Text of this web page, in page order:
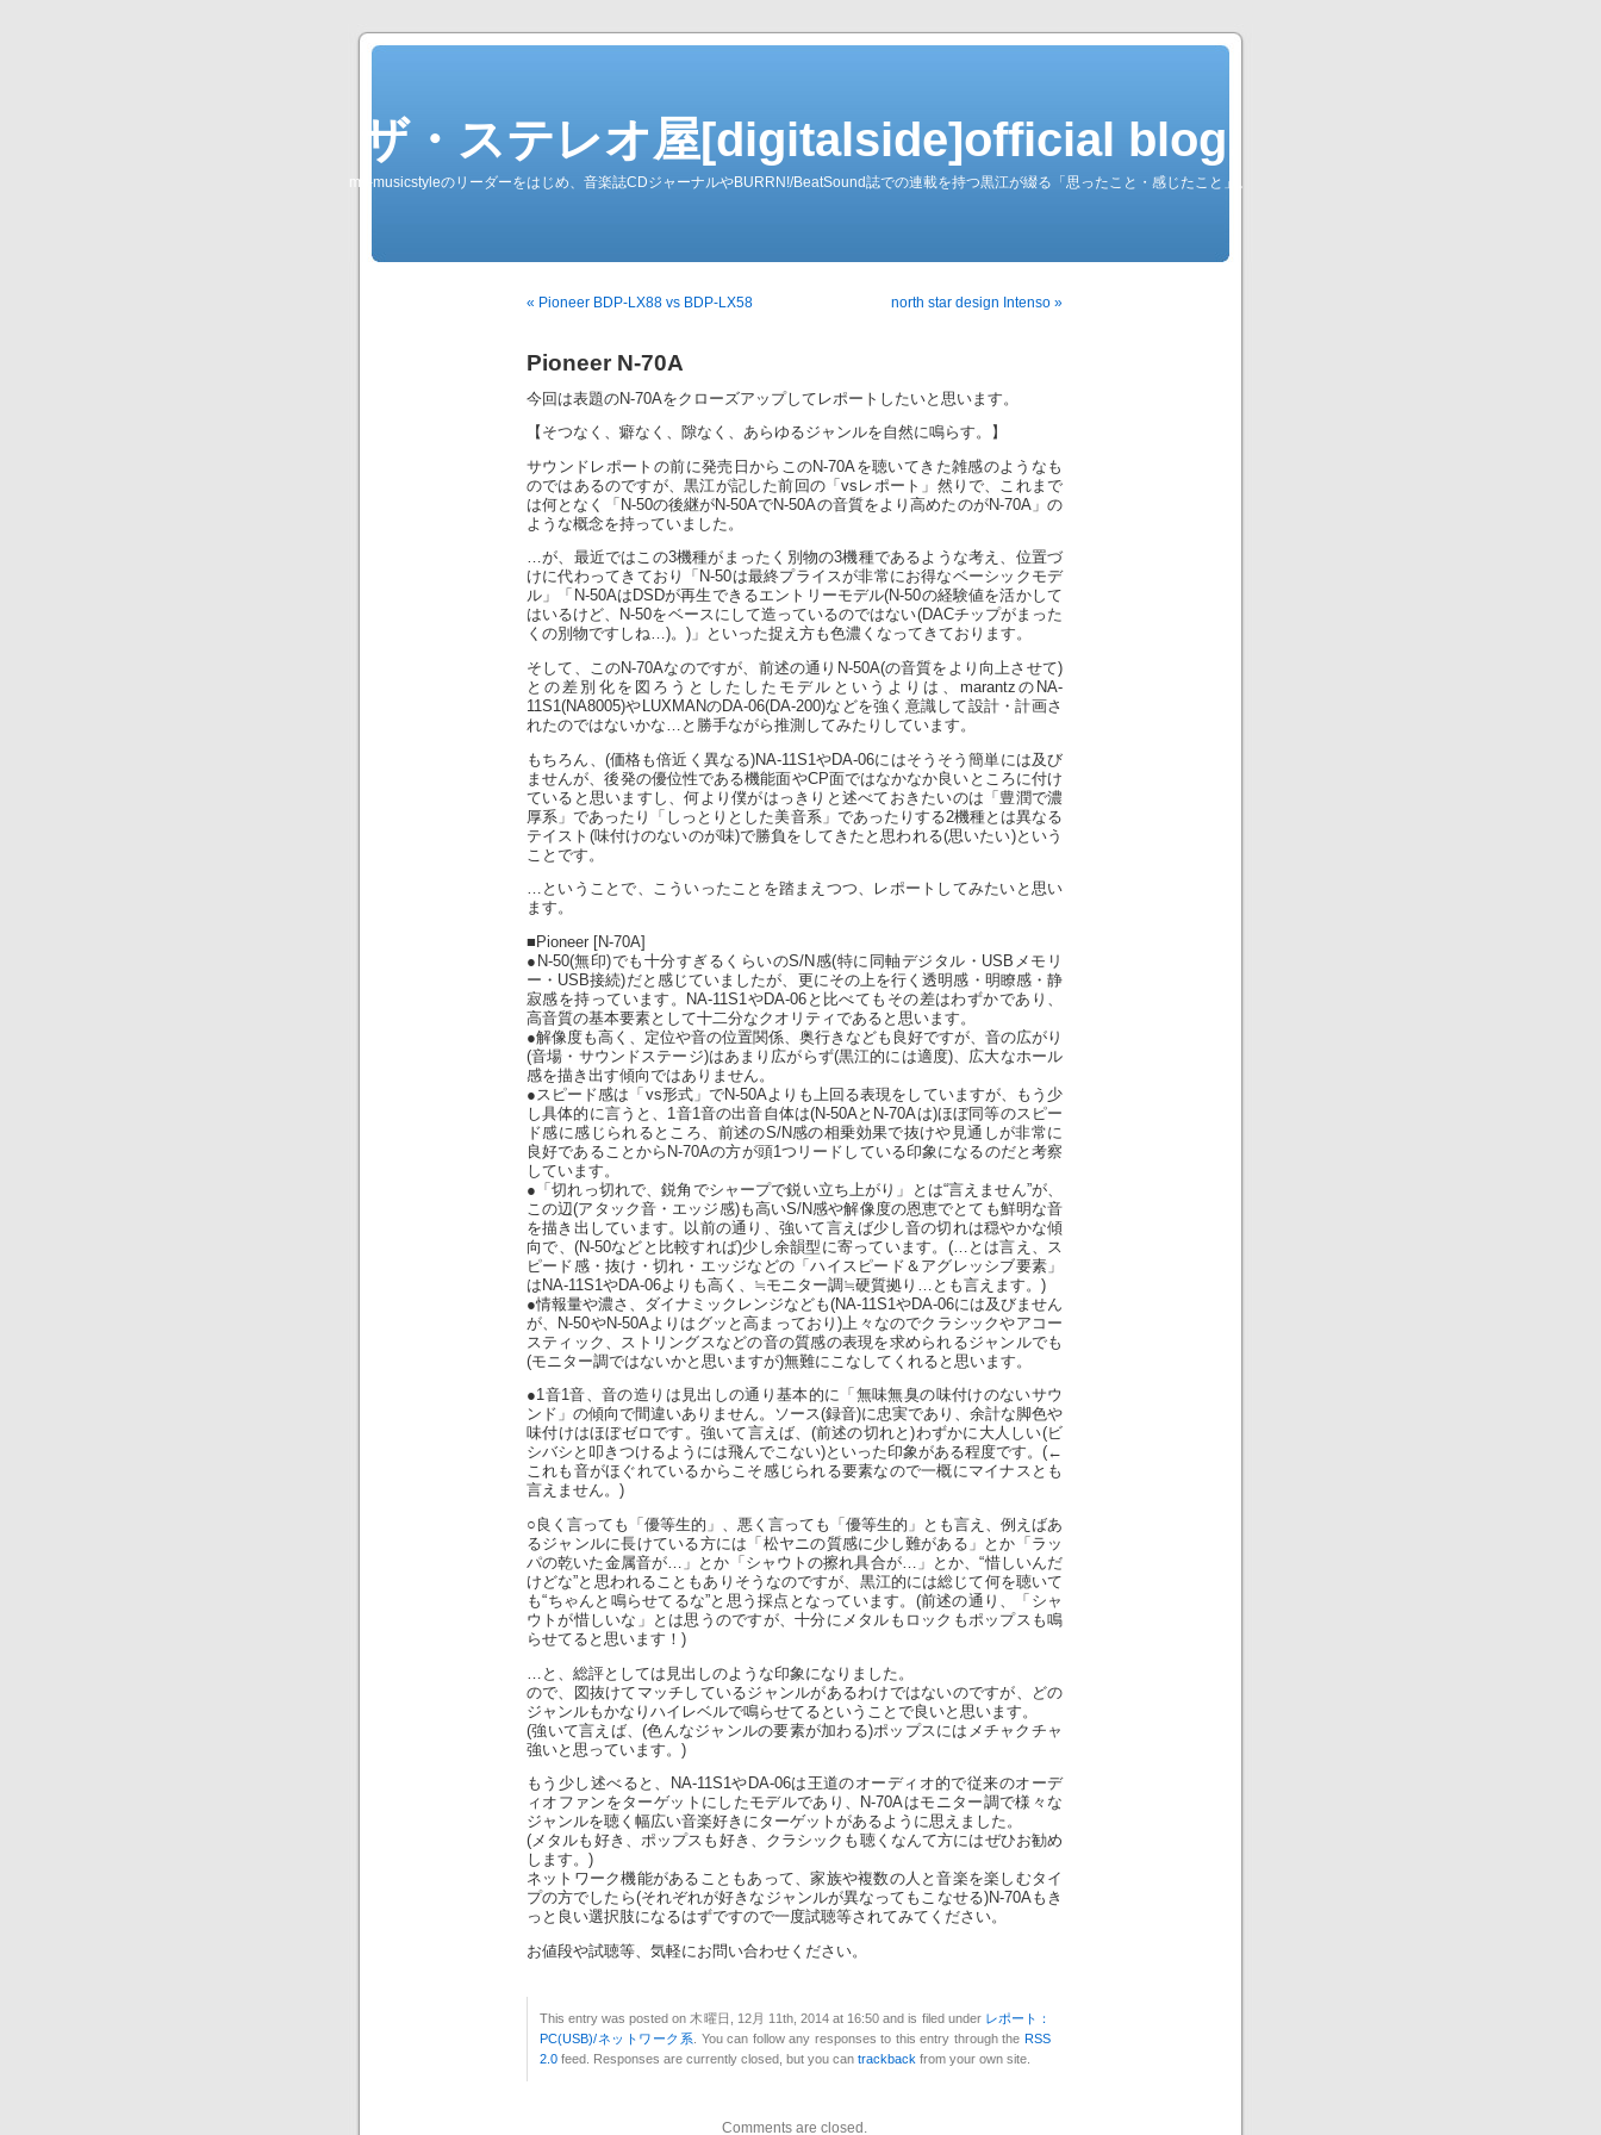
ザ・ステレオ屋[digitalside]official blog.
my-musicstyleのリーダーをはじめ、音楽誌CDジャーナルやBURRN!/BeatSound誌での連載を持つ黒江が綴る「思ったこと・感じたこと」。
« Pioneer BDP-LX88 vs BDP-LX58 north star design Intenso »
Pioneer N-70A
今回は表題のN-70Aをクローズアップしてレポートしたいと思います。
【そつなく、癖なく、隙なく、あらゆるジャンルを自然に鳴らす。】
サウンドレポートの前に発売日からこのN-70Aを聴いてきた雑感のようなも
のではあるのですが、黒江が記した前回の「vsレポート」然りで、これまで
は何となく「N-50の後継がN-50AでN-50Aの音質をより高めたのがN-70A」の
ような概念を持っていました。
…が、最近ではこの3機種がまったく別物の3機種であるような考え、位置づ
けに代わってきており「N-50は最終プライスが非常にお得なベーシックモデ
ル」「N-50AはDSDが再生できるエントリーモデル(N-50の経験値を活かして
はいるけど、N-50をベースにして造っているのではない(DACチップがまった
くの別物ですしね…)。)」といった捉え方も色濃くなってきております。
そして、このN-70Aなのですが、前述の通りN-50A(の音質をより向上させて)
との差別化を図ろうとしたしたモデルというよりは、marantzのNA-
11S1(NA8005)やLUXMANのDA-06(DA-200)などを強く意識して設計・計画さ
れたのではないかな…と勝手ながら推測してみたりしています。
もちろん、(価格も倍近く異なる)NA-11S1やDA-06にはそうそう簡単には及び
ませんが、後発の優位性である機能面やCP面ではなかなか良いところに付け
ていると思いますし、何より僕がはっきりと述べておきたいのは「豊潤で濃
厚系」であったり「しっとりとした美音系」であったりする2機種とは異なる
テイスト(味付けのないのが味)で勝負をしてきたと思われる(思いたい)という
ことです。
…ということで、こういったことを踏まえつつ、レポートしてみたいと思い
ます。
■Pioneer [N-70A]
●N-50(無印)でも十分すぎるくらいのS/N感(特に同軸デジタル・USBメモリ
ー・USB接続)だと感じていましたが、更にその上を行く透明感・明瞭感・静
寂感を持っています。NA-11S1やDA-06と比べてもその差はわずかであり、
高音質の基本要素として十二分なクオリティであると思います。
●解像度も高く、定位や音の位置関係、奥行きなども良好ですが、音の広がり
(音場・サウンドステージ)はあまり広がらず(黒江的には適度)、広大なホール
感を描き出す傾向ではありません。
●スピード感は「vs形式」でN-50Aよりも上回る表現をしていますが、もう少
し具体的に言うと、1音1音の出音自体は(N-50AとN-70Aは)ほぼ同等のスピー
ド感に感じられるところ、前述のS/N感の相乗効果で抜けや見通しが非常に
良好であることからN-70Aの方が頭1つリードしている印象になるのだと考察
しています。
●「切れっ切れで、鋭角でシャープで鋭い立ち上がり」とは“言えません”が、
この辺(アタック音・エッジ感)も高いS/N感や解像度の恩恵でとても鮮明な音
を描き出しています。以前の通り、強いて言えば少し音の切れは穏やかな傾
向で、(N-50などと比較すれば)少し余韻型に寄っています。(…とは言え、ス
ピード感・抜け・切れ・エッジなどの「ハイスピード＆アグレッシブ要素」
はNA-11S1やDA-06よりも高く、≒モニター調≒硬質拠り…とも言えます。)
●情報量や濃さ、ダイナミックレンジなども(NA-11S1やDA-06には及びません
が、N-50やN-50Aよりはグッと高まっており)上々なのでクラシックやアコー
スティック、ストリングスなどの音の質感の表現を求められるジャンルでも
(モニター調ではないかと思いますが)無難にこなしてくれると思います。
●1音1音、音の造りは見出しの通り基本的に「無味無臭の味付けのないサウ
ンド」の傾向で間違いありません。ソース(録音)に忠実であり、余計な脚色や
味付けはほぼゼロです。強いて言えば、(前述の切れと)わずかに大人しい(ビ
シバシと叩きつけるようには飛んでこない)といった印象がある程度です。(←
これも音がほぐれているからこそ感じられる要素なので一概にマイナスとも
言えません。)
○良く言っても「優等生的」、悪く言っても「優等生的」とも言え、例えばあ
るジャンルに長けている方には「松ヤニの質感に少し難がある」とか「ラッ
パの乾いた金属音が…」とか「シャウトの擦れ具合が…」とか、“惜しいんだ
けどな”と思われることもありそうなのですが、黒江的には総じて何を聴いて
も“ちゃんと鳴らせてるな”と思う採点となっています。(前述の通り、「シャ
ウトが惜しいな」とは思うのですが、十分にメタルもロックもポップスも鳴
らせてると思います！)
…と、総評としては見出しのような印象になりました。
ので、図抜けてマッチしているジャンルがあるわけではないのですが、どの
ジャンルもかなりハイレベルで鳴らせてるということで良いと思います。
(強いて言えば、(色んなジャンルの要素が加わる)ポップスにはメチャクチャ
強いと思っています。)
もう少し述べると、NA-11S1やDA-06は王道のオーディオ的で従来のオーデ
ィオファンをターゲットにしたモデルであり、N-70Aはモニター調で様々な
ジャンルを聴く幅広い音楽好きにターゲットがあるように思えました。
(メタルも好き、ポップスも好き、クラシックも聴くなんて方にはぜひお勧め
します。)
ネットワーク機能があることもあって、家族や複数の人と音楽を楽しむタイ
プの方でしたら(それぞれが好きなジャンルが異なってもこなせる)N-70Aもき
っと良い選択肢になるはずですので一度試聴等されてみてください。
お値段や試聴等、気軽にお問い合わせください。
This entry was posted on 木曜日, 12月 11th, 2014 at 16:50 and is filed under レポート：
PC(USB)/ネットワーク系
. You can follow any responses to this entry through theRSS
2.0 feed. Responses are currently closed, but you can trackback from your own site.
Comments are closed.